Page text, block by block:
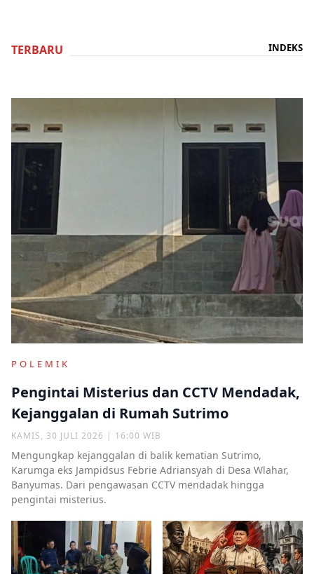
TERBARU INDEKS
POLEMIK
Pengintai Misterius dan CCTV Mendadak,
Kejanggalan di Rumah Sutrimo
KAMIS, 30 JULI 2026 | 16:00 WIB
Mengungkap kejanggalan di balik kematian Sutrimo,
Karumga eks Jampidsus Febrie Adriansyah di Desa Wlahar,
Banyumas. Dari pengawasan CCTV mendadak hingga
pengintai misterius.